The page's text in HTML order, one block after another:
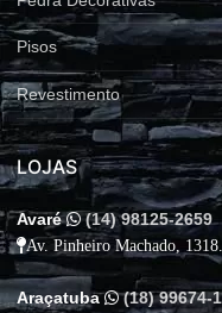
Pisos
Revestimento
LOJAS
Avaré (14) 98125-2659
Av. Pinheiro Machado,
Araçatuba (18) 99674-